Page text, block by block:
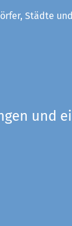
Städte
und